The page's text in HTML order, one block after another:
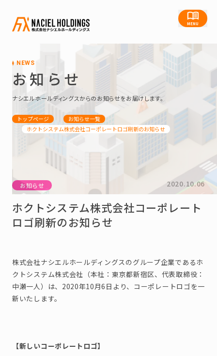
MENU
NEWS
お知らせ
ナシエルホールディングスからのお知らせをお届けします。
トップページ
お知らせ一覧
ホクトシステム株式会社コーポレートロゴ刷新のお知らせ
お知らせ 2020.10.06
ホクトシステム株式会社コーポレート
ロゴ刷新のお知らせ
株式会社ナシエルホールディングスのグループ企業であるホ
クトシステム株式会社（本社：東京都新宿区、代表取締役：
中瀬一人）は、2020年10月6日より、コーポレートロゴを一
新いたします。
【新しいコーポレートロゴ】